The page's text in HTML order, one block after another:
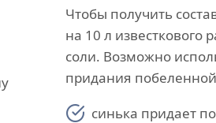
Чтобы получить
на 10 л известкового
соли. Возможно
придания
синька придает